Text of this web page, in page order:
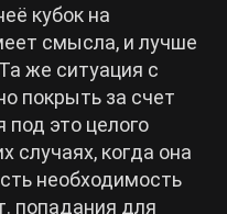
кубок на
смысла, и лучше
же ситуация с
покрыть за счет
под это целого
случаях, когда она
необходимость
попадания для